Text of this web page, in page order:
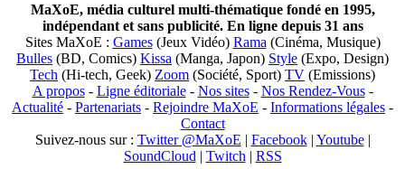
MaXoE, média culturel multi-thématique fondé en 1995,
indépendant et sans publicité. En ligne depuis 31 ans
Sites MaXoE : Games(Jeux Vidéo) Rama (Cinéma, Musique)
Bulles (BD, Comics) Kissa (Manga, Japon) Style (Expo, Design)
Tech (Hi-tech, Geek) Zoom (Société, Sport) TV (Emissions)
A propos- Ligne éditoriale- Nos sites- Nos Rendez-Vous-
Actualité - Partenariats - Rejoindre MaXoE - Informations légales -
Contact
Suivez-nous sur : Twitter @MaXoE | Facebook| Youtube|
SoundCloud | Twitch | RSS